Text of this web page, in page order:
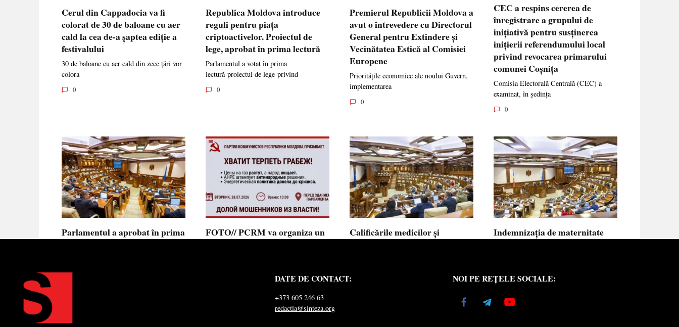
Cerul din Cappadocia va fi
colorat de 30 de baloane cu aer
cald la cea de-a șaptea ediție a
festivalului
30 de baloane cu aer cald din zece țări vor
colora
0
Republica Moldova introduce
reguli pentru piața
criptoactivelor. Proiectul de
lege, aprobat în prima lectură
Parlamentul a votat în prima
lectură proiectul de lege privind
0
Premierul Republicii Moldova a
avut o întrevedere cu Directorul
General pentru Extindere și
Vecinătatea Estică al Comisiei
Europene
Prioritățile economice ale noului Guvern,
implementarea
0
CEC a respins cererea de
înregistrare a grupului de
inițiativă pentru susținerea
inițierii referendumului local
privind revocarea primarului
comunei Coșnița
Comisia Electorală Centrală (CEC) a
examinat, în ședința
0
Parlamentul a aprobat în prima
FOTO// PCRM va organiza un
Partidul Comuniștilor din Republica
Calificările medicilor și
Calificările profesionale obținute de medici
Indemnizația de maternitate
copilului
Indemnizația de maternitate pentru femeile
necăsătorite
DATE DE CONTACT:
+373 605 246 63
redactia@sinteza.org
NOI PE REȚELE SOCIALE: